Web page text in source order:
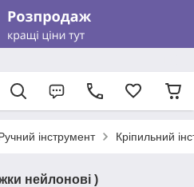
інструмент Кріпильний
нейлонові )